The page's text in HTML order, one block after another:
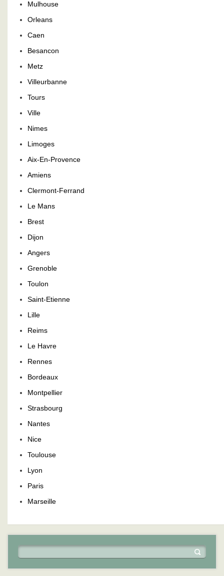
Mulhouse
Orleans
Caen
Besancon
Metz
Villeurbanne
Tours
Ville
Nimes
Limoges
Aix-En-Provence
Amiens
Clermont-Ferrand
Le Mans
Brest
Dijon
Angers
Grenoble
Toulon
Saint-Etienne
Lille
Reims
Le Havre
Rennes
Bordeaux
Montpellier
Strasbourg
Nantes
Nice
Toulouse
Lyon
Paris
Marseille